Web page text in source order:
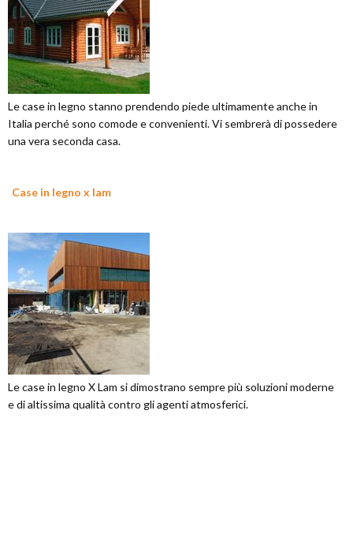
Le case in legno stanno prendendo piede ultimamente anche in
Italia perché sono comode e convenienti. Vi sembrerà di possedere
una vera seconda casa.
Case in legno x lam
Le case in legno X Lam si dimostrano sempre più soluzioni moderne
e di altissima qualità contro gli agenti atmosferici.